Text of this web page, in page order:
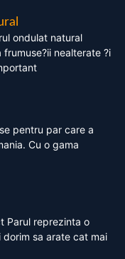
ondulat natural
nealterate ?i
pentru par care a
Cu o gama
Parul reprezinta o
sa arate cat mai